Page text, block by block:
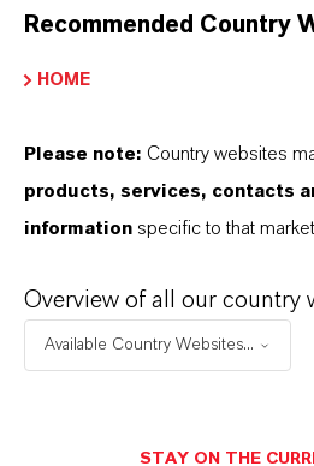
jetzt 764 Millionen Euro.
Absatzmengen aufgrund
umsatzmindernd aus. Das
Sondereinflüssen lag mit
im zweiten Quartal dieses
von 89 Millionen Euro. Die
Sondereinflüssen stieg von
17,5 Prozent.
Recommended Country
HOME
Please note: Country websites
products, services, contacts
information specific to that
Overview of all our country
Available Country Websites...
STAY ON THE